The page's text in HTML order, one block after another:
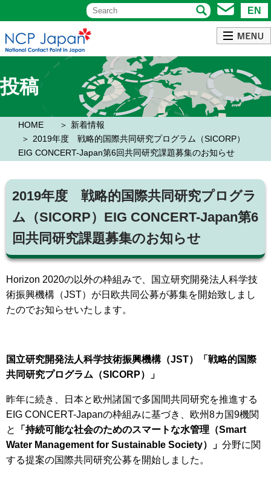
EN
投稿
HOME
新着情報
2019年度 戦略的国際共同研究プログラム（SICORP）
EIG CONCERT-Japan第6回共同研究課題募集のお知らせ
2019年度 戦略的国際共同研究プログラ
ム（SICORP）EIG CONCERT-Japan第6
回共同研究課題募集のお知らせ
Horizon 2020の以外の枠組みで、国立研究開発法人科学技
術振興機構（JST）が日欧共同公募が募集を開始致しまし
たのでお知らせいたします。
国立研究開発法人科学技術振興機構（JST）「戦略的国際
共同研究プログラム（SICORP）」
昨年に続き、日本と欧州諸国で多国間共同研究を推進する
EIG CONCERT-Japanの枠組みに基づき、欧州8カ国9機関
と
「持続可能な社会のためのスマートな水管理（Smart
Water Management for Sustainable Society）」 分野に関
する提案の国際共同研究公募を開始しました。